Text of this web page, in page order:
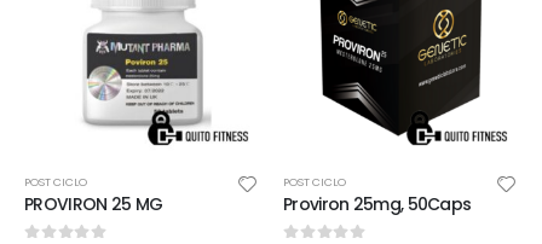
POST CICLO
PROVIRON 25 MG
POST CICLO
Proviron 25mg, 50Caps